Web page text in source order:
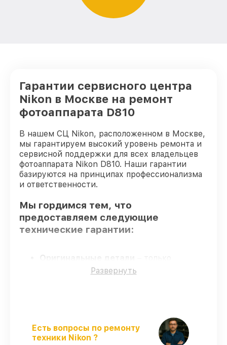
Гарантии сервисного центра
Nikon в Москве на ремонт
фотоаппарата D810
В нашем СЦ Nikon, расположенном в Москве,
мы гарантируем высокий уровень ремонта и
сервисной поддержки для всех владельцев
фотоаппарата Nikon D810. Наши гарантии
базируются на принципах профессионализма
и ответственности.
Мы гордимся тем, что
предоставляем следующие
технические гарантии:
Оригинальные детали
подлинные комплектующие.
Подтвержденная гарантия
– все
работы по восстановлению проводятся с
Развернуть
Есть вопросы по ремонту
техники Nikon ?